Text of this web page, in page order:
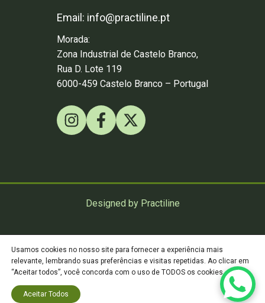
Email: info@practiline.pt
Morada:
Zona Industrial de Castelo Branco,
Rua D. Lote 119
6000-459 Castelo Branco – Portugal
Designed by Practiline
Usamos cookies no nosso site para fornecer a experiência mais
relevante, lembrando suas preferências e visitas repetidas. Ao clicar em
“Aceitar todos”, você concorda com o uso de TODOS os cookies.
Aceitar Todos